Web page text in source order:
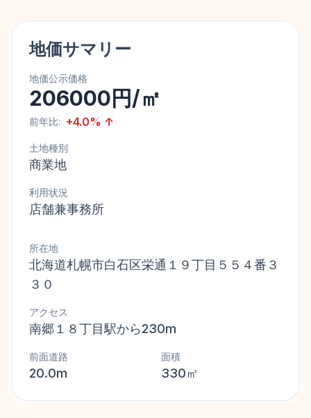
地価サマリー
地価公示価格
206000円/㎡
前年比: +4.0% ↑
土地種別
商業地
利用状況
店舗兼事務所
所在地
北海道札幌市白石区栄通１９丁目５５４番３
３０
アクセス
南郷１８丁目駅から230m
前面道路
20.0m
面積
330㎡